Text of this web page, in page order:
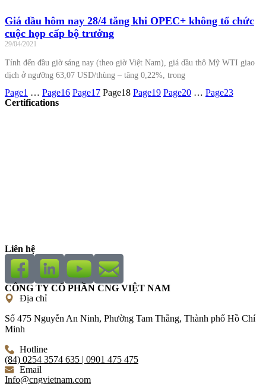
Giá dầu hôm nay 28/4 tăng khi OPEC+ không tổ chức
cuộc họp cấp bộ trưởng
29/04/2021
Tính đến đầu giờ sáng nay (theo giờ Việt Nam), giá dầu thô Mỹ WTI giao
dịch ở ngưỡng 63,07 USD/thùng – tăng 0,22%, trong
Page1 … Page16 Page17 Page18 Page19 Page20 … Page23
Certifications
Liên hệ
CÔNG TY CỔ PHẦN CNG VIỆT NAM
Địa chỉ
Số 475 Nguyễn An Ninh, Phường Tam Thắng, Thành phố Hồ Chí
Minh
Hotline
(84) 0254 3574 635 | 0901 475 475
Email
Info@cngvietnam.com